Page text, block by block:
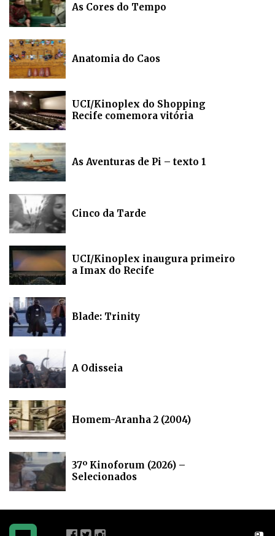
As Cores do Tempo
Anatomia do Caos
UCI/Kinoplex do Shopping
Recife comemora vitória
As Aventuras de Pi – texto 1
Cinco da Tarde
UCI/Kinoplex inaugura primeiro
a Imax do Recife
Blade: Trinity
A Odisseia
Homem-Aranha 2 (2004)
37º Kinoforum (2026) –
Selecionados